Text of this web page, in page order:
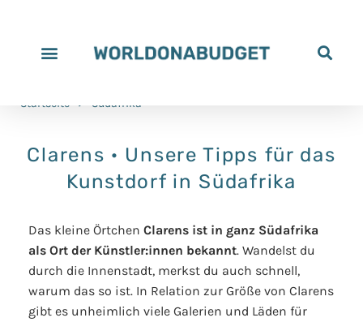
Startseite > Südafrika
Clarens · Unsere Tipps für das
Kunstdorf in Südafrika
Das kleine Örtchen Clarens ist in ganz Südafrika
als Ort der Künstler:innen bekannt. Wandelst du
durch die Innenstadt, merkst du auch schnell,
warum das so ist. In Relation zur Größe von Clarens
gibt es unheimlich viele Galerien und Läden für